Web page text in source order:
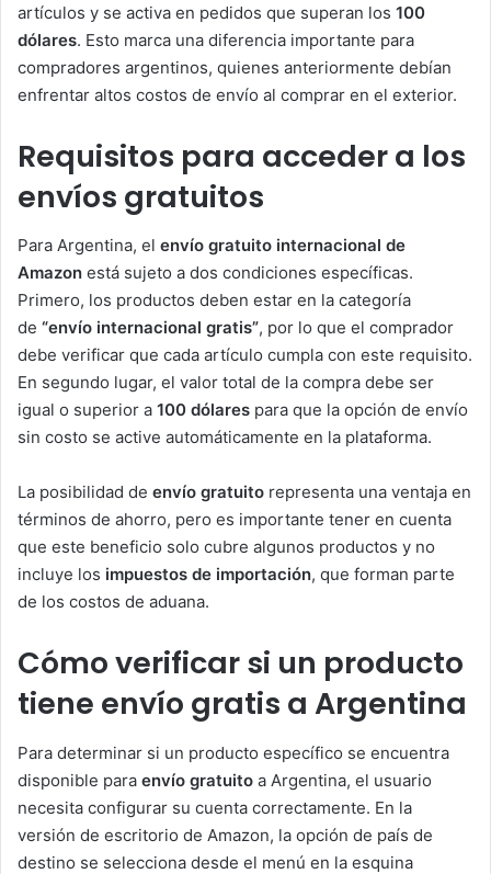
artículos y se activa en pedidos que superan los 100
dólares. Esto marca una diferencia importante para
compradores argentinos, quienes anteriormente debían
enfrentar altos costos de envío al comprar en el exterior.
Requisitos para acceder a los
envíos gratuitos
Para Argentina, el envío gratuito internacional de
Amazon está sujeto a dos condiciones específicas.
Primero, los productos deben estar en la categoría
de “envío internacional gratis”, por lo que el comprador
debe verificar que cada artículo cumpla con este requisito.
En segundo lugar, el valor total de la compra debe ser
igual o superior a 100 dólares para que la opción de envío
sin costo se active automáticamente en la plataforma.
La posibilidad de envío gratuito representa una ventaja en
términos de ahorro, pero es importante tener en cuenta
que este beneficio solo cubre algunos productos y no
incluye los impuestos de importación, que forman parte
de los costos de aduana.
Cómo verificar si un producto
tiene envío gratis a Argentina
Para determinar si un producto específico se encuentra
disponible para envío gratuito a Argentina, el usuario
necesita configurar su cuenta correctamente. En la
versión de escritorio de Amazon, la opción de país de
destino se selecciona desde el menú en la esquina